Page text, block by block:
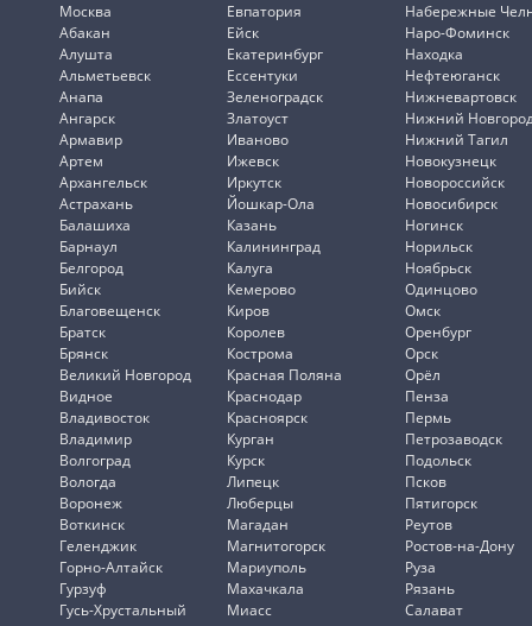
Москва
Абакан
Алушта
Альметьевск
Анапа
Ангарск
Армавир
Артем
Архангельск
Астрахань
Балашиха
Барнаул
Белгород
Бийск
Благовещенск
Братск
Брянск
Великий Новгород
Видное
Владивосток
Владимир
Волгоград
Вологда
Воронеж
Воткинск
Геленджик
Горно-Алтайск
Гурзуф
Гусь-Хрустальный
Евпатория
Ейск
Екатеринбург
Ессентуки
Зеленоградск
Златоуст
Иваново
Ижевск
Иркутск
Йошкар-Ола
Казань
Калининград
Калуга
Кемерово
Киров
Королев
Кострома
Красная Поляна
Краснодар
Красноярск
Курган
Курск
Липецк
Люберцы
Магадан
Магнитогорск
Мариуполь
Махачкала
Миасс
Набережные
Наро-Фоминск
Находка
Нефтеюганск
Нижневартовск
Нижний
Нижний Тагил
Новокузнецк
Новороссийск
Новосибирск
Ногинск
Норильск
Ноябрьск
Одинцово
Омск
Оренбург
Орск
Орёл
Пенза
Пермь
Петрозаводск
Подольск
Псков
Пятигорск
Реутов
Ростов-на-Дону
Руза
Рязань
Салават